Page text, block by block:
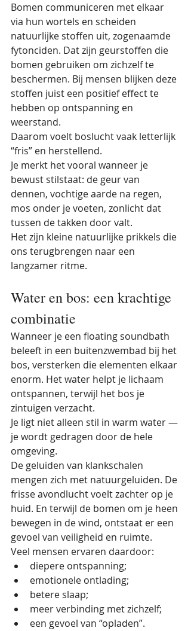
Bomen communiceren met elkaar
via hun wortels en scheiden
natuurlijke stoffen uit, zogenaamde
fytonciden. Dat zijn geurstoffen die
bomen gebruiken om zichzelf te
beschermen. Bij mensen blijken deze
stoffen juist een positief effect te
hebben op ontspanning en
weerstand.
Daarom voelt boslucht vaak letterlijk
“fris” en herstellend.
Je merkt het vooral wanneer je
bewust stilstaat: de geur van
dennen, vochtige aarde na regen,
mos onder je voeten, zonlicht dat
tussen de takken door valt.
Het zijn kleine natuurlijke prikkels die
ons terugbrengen naar een
langzamer ritme.
Water en bos: een krachtige
combinatie
Wanneer je een floating soundbath
beleeft in een buitenzwembad bij het
bos, versterken die elementen elkaar
enorm. Het water helpt je lichaam
ontspannen, terwijl het bos je
zintuigen verzacht.
Je ligt niet alleen stil in warm water —
je wordt gedragen door de hele
omgeving.
De geluiden van klankschalen
mengen zich met natuurgeluiden. De
frisse avondlucht voelt zachter op je
huid. En terwijl de bomen om je heen
bewegen in de wind, ontstaat er een
gevoel van veiligheid en ruimte.
Veel mensen ervaren daardoor:
diepere ontspanning;
emotionele ontlading;
betere slaap;
meer verbinding met zichzelf;
een gevoel van “opladen”.